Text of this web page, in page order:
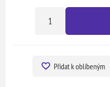
Přidat k oblíbeným